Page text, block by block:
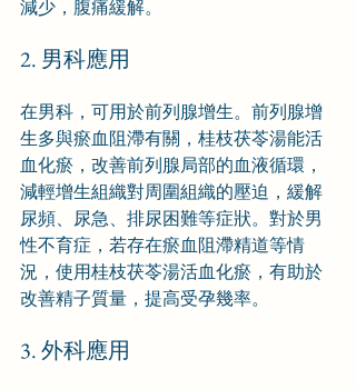
減少，腹痛緩解。
2. 男科應用
在男科，可用於前列腺增生。前列腺增
生多與瘀血阻滯有關，桂枝茯苓湯能活
血化瘀，改善前列腺局部的血液循環，
減輕增生組織對周圍組織的壓迫，緩解
尿頻、尿急、排尿困難等症狀。對於男
性不育症，若存在瘀血阻滯精道等情
況，使用桂枝茯苓湯活血化瘀，有助於
改善精子質量，提高受孕幾率。
3. 外科應用